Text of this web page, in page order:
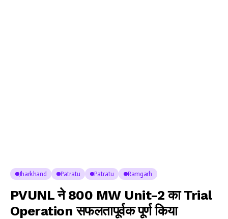
Jharkhand Patratu Patratu Ramgarh
PVUNL ने 800 MW Unit-2 का Trial
Operation सफलतापूर्वक पूर्ण किया